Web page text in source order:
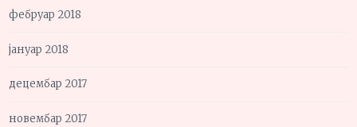
фебруар 2018
јануар 2018
децембар 2017
новембар 2017